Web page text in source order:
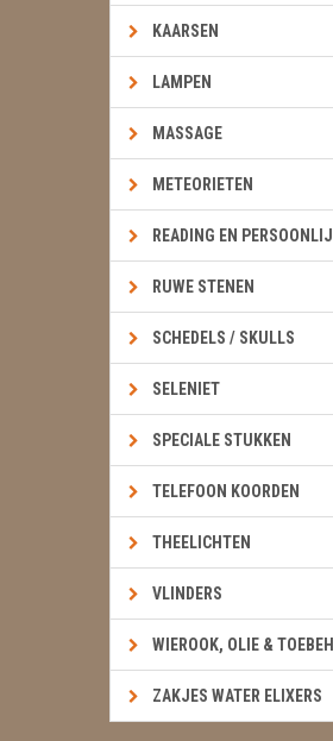
KAARSEN
LAMPEN
MASSAGE
METEORIETEN
READING EN
RUWE STENEN
SCHEDELS / SKULLS
SELENIET
SPECIALE STUKKEN
TELEFOON KOORDEN
THEELICHTEN
VLINDERS
WIEROOK, OLIE &
ZAKJES WATER ELIXERS